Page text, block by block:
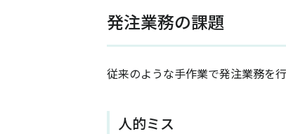
発注業務の課題
従来のような手作業で発注業務を
人的ミス